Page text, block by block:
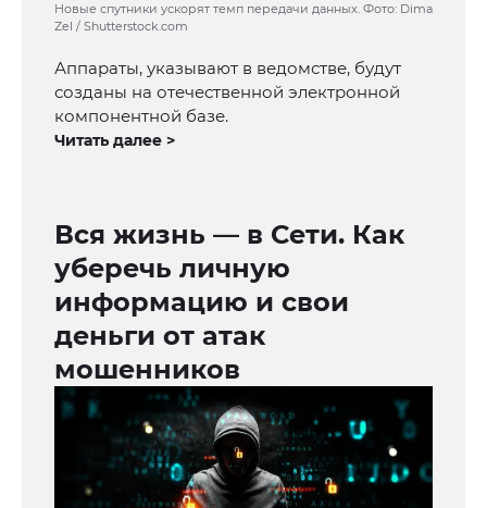
Новые спутники ускорят темп передачи данных. Фото: Dima
Zel / Shutterstock.com
Аппараты, указывают в ведомстве, будут
созданы на отечественной электронной
компонентной базе.
Читать далее >
Вся жизнь — в Сети. Как
уберечь личную
информацию и свои
деньги от атак
мошенников